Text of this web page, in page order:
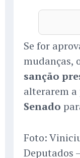
Se for
mudanças,
sanção
alterarem
Senado
Foto:
Deputados